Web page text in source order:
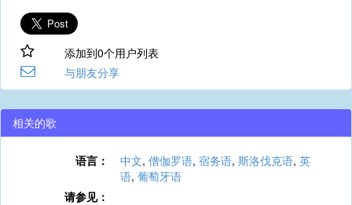
添加到0个用户列表
与朋友分享
相关的歌
语言： 中文, 僧伽罗语, 宿务语, 斯洛伐克语, 英
语, 葡萄牙语
请参见：